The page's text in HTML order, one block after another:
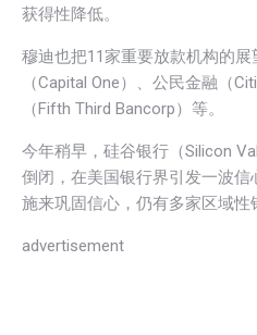
获得性降低。
穆迪也把11家重要放款机构的展
（Capital One）、公民金融（
（Fifth Third Bancorp）等。
今年稍早，硅谷银行（Silicon
倒闭，在美国银行界引发一波
施来巩固信心，仍有多家区域性
advertisement